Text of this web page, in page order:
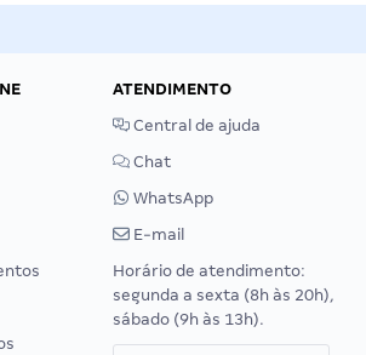
ATENDIMENTO
Central de ajuda
Chat
WhatsApp
E-mail
Horário de atendimento:
segunda a sexta (8h às 20h),
sábado (9h às 13h).